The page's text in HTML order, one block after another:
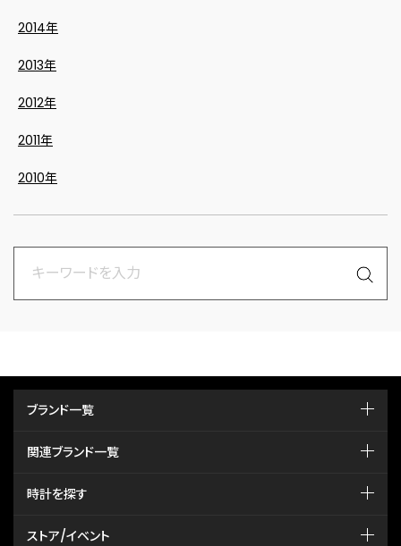
2014年
2013年
2012年
2011年
2010年
ブランド一覧
関連ブランド一覧
時計を探す
ストア/イベント